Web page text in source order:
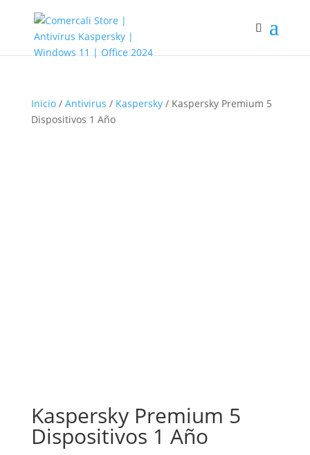
Inicio/ Antivirus / Kaspersky/ Kaspersky Premium 5
Dispositivos 1 Año
Kaspersky Premium 5
Dispositivos 1 Año